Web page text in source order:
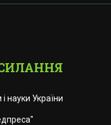
і науки України